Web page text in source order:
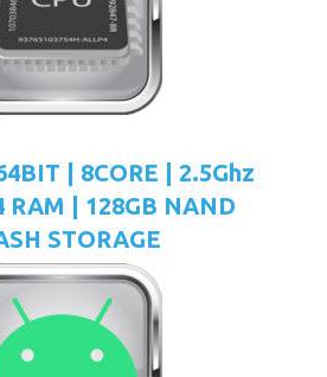
| 8CORE | 2.5Ghz
RAM | 128GB NAND
STORAGE